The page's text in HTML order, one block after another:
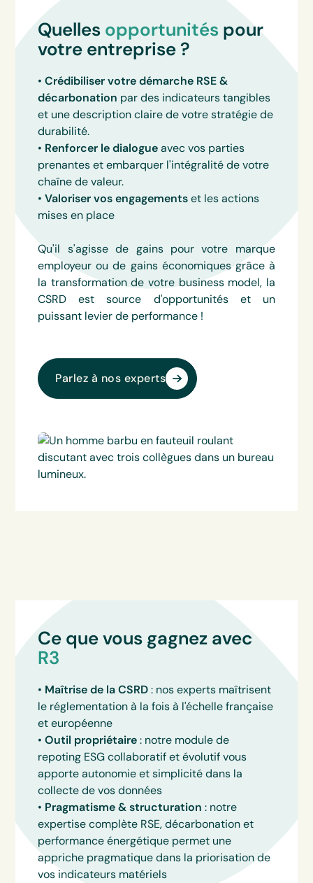
Quelles opportunités pour
votre entreprise ?
•Crédibiliser votre démarche RSE &
décarbonation par des indicateurs tangibles
et une description claire de votre stratégie de
durabilité.
• Renforcer le dialogueavec vos parties
prenantes et embarquer l'intégralité de votre
chaîne de valeur.
•Valoriser vos engagementset les actions
mises en place
Qu'il s'agisse de gains pour votre marque
employeur ou de gains économiques grâce à
la transformation de votre business model, la
CSRD est source d'opportunités et un
puissant levier de performance !
Parlez à nos experts
Ce que vous gagnez avec
R3
• Maîtrise de la CSRD: nos experts maîtrisent
le réglementation à la fois à l'échelle française
et européenne
•Outil propriétaire: notre module de
repoting ESG collaboratif et évolutif vous
apporte autonomie et simplicité dans la
collecte de vos données
• Pragmatisme & structuration : notre
expertise complète RSE, décarbonation et
performance énergétique permet une
appriche pragmatique dans la priorisation de
vos indicateurs matériels